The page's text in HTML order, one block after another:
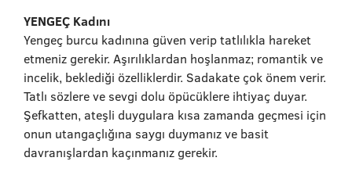
YENGEÇ Kadını
Yengeç burcu kadınına güven verip tatlılıkla hareket
etmeniz gerekir. Aşırılıklardan hoşlanmaz; romantik ve
incelik, beklediği özelliklerdir. Sadakate çok önem verir.
Tatlı sözlere ve sevgi dolu öpücüklere ihtiyaç duyar.
Şefkatten, ateşli duygulara kısa zamanda geçmesi için
onun utangaçlığına saygı duymanız ve basit
davranışlardan kaçınmanız gerekir.